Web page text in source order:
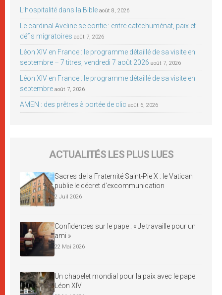
L’hospitalité dans la Bible août 8, 2026
Le cardinal Aveline se confie : entre catéchuménat, paix et
défis migratoires août 7, 2026
Léon XIV en France : le programme détaillé de sa visite en
septembre – 7 titres, vendredi 7 août 2026 août 7, 2026
Léon XIV en France : le programme détaillé de sa visite en
septembre août 7, 2026
AMEN : des prêtres à portée de clic août 6, 2026
ACTUALITÉS LES PLUS LUES
Sacres de la Fraternité Saint-Pie X : le Vatican
publie le décret d’excommunication
2 Juil 2026
Confidences sur le pape : « Je travaille pour un
ami »
22 Mai 2026
Un chapelet mondial pour la paix avec le pape
Léon XIV